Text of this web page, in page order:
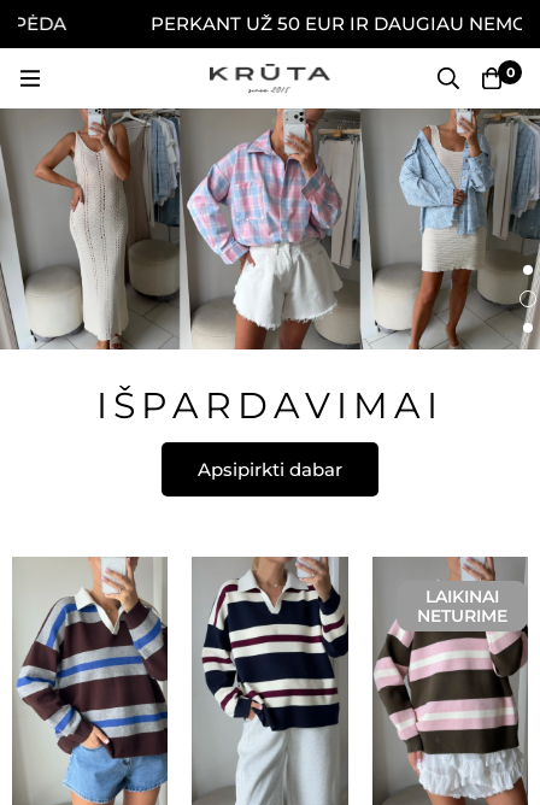
PERKANT UŽ 50 EUR IR DAUGIAU
0
IŠPARDAVIMAI
Apsipirkti dabar
LAIKINAI
NETURIME